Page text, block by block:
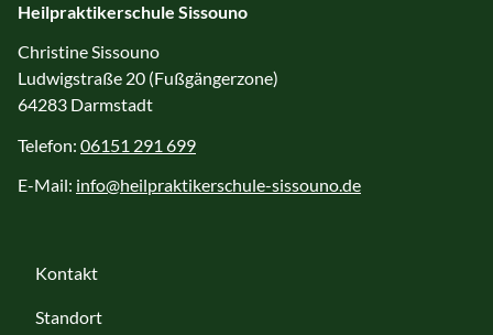
Heilpraktikerschule Sissouno
Christine Sissouno
Ludwigstraße 20 (Fußgängerzone)
64283 Darmstadt
Telefon: 06151 291 699
E-Mail: info@heilpraktikerschule-sissouno.de
Kontakt
Standort